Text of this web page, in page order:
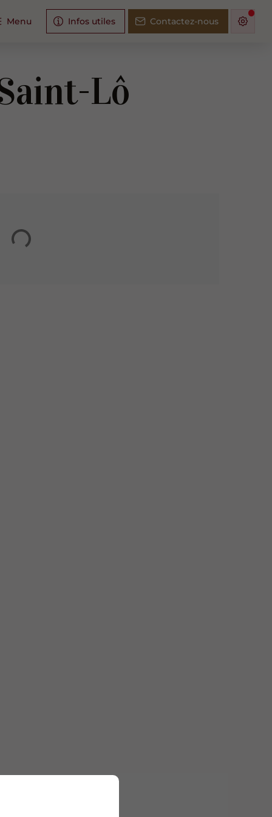
Menu Infos utiles Contactez-nous
Lô